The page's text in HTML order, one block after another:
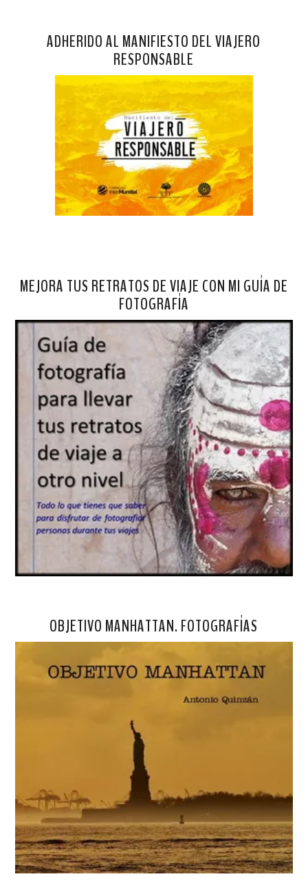
ADHERIDO AL MANIFIESTO DEL VIAJERO
RESPONSABLE
MEJORA TUS RETRATOS DE VIAJE CON MI GUÍA DE
FOTOGRAFÍA
OBJETIVO MANHATTAN. FOTOGRAFÍAS